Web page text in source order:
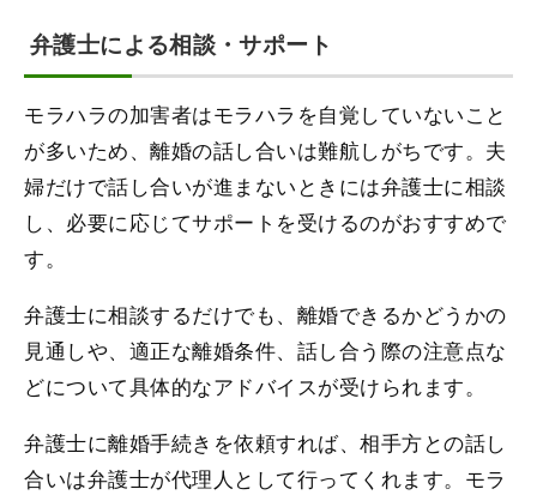
弁護士による相談・サポート
モラハラの加害者はモラハラを自覚していないこと
が多いため、離婚の話し合いは難航しがちです。夫
婦だけで話し合いが進まないときには弁護士に相談
し、必要に応じてサポートを受けるのがおすすめで
す。
弁護士に相談するだけでも、離婚できるかどうかの
見通しや、適正な離婚条件、話し合う際の注意点な
どについて具体的なアドバイスが受けられます。
弁護士に離婚手続きを依頼すれば、相手方との話し
合いは弁護士が代理人として行ってくれます。モラ